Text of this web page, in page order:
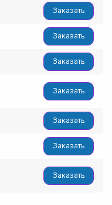
Заказать
Заказать
Заказать
Заказать
Заказать
Заказать
Заказать